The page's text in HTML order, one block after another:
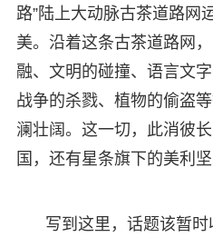
路”陆上大动脉古茶道路网
美。沿着这条古茶道路网
融、文明的碰撞、语言文
战争的杀戮、植物的偷盗
澜壮阔。这一切，此消彼
国，还有星条旗下的美利坚
写到这里，话题该暂时